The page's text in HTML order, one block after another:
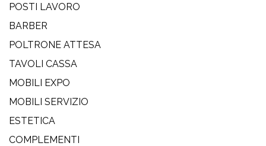
POSTI LAVORO
BARBER
POLTRONE ATTESA
TAVOLI CASSA
MOBILI EXPO
MOBILI SERVIZIO
ESTETICA
COMPLEMENTI